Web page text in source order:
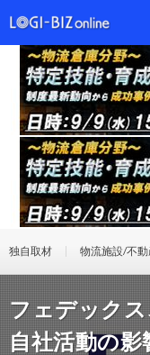
独自取材 物流施設/不
フェデック
自社活動の